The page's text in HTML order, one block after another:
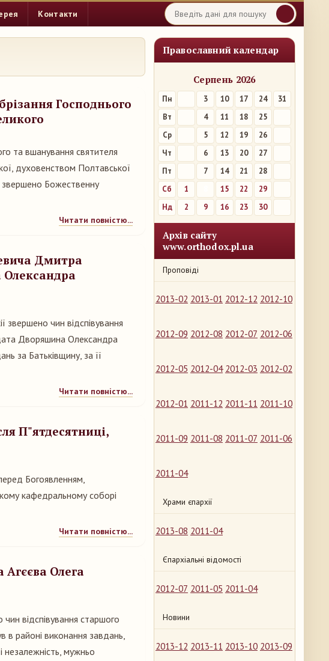
Контакти
Православний календар
Серпень 2026
Пн 3 10 17 24
31
Вт
4 11 18
25
Ср
5 12 19
26
Чт
6 13 20
27
Пт
7 14 21
28
Сб
1 15 22
29
Нд
2 9 16 23 30
Архів сайту
www.orthodox.pl.ua
Проповіді
2013-02 2013-01 2012-12 2012-10
2012-09 2012-08 2012-07 2012-06
2012-05 2012-04 2012-03 2012-02
2012-01 2011-12 2011-11 2011-10
2011-09 2011-08 2011-07 2011-06
2011-04
Храми єпархії
2013-08 2011-04
Єпархіальні відомості
2012-07 2011-05 2011-04
Новини
2013-12 2013-11 2013-10 2013-09
Господнього
та вшанування святителя
духовенством Полтавської
звершено Божественну
Читати повністю...
Дмитра
звершено чин відспівування
Дворяшина Олександра
за Батьківщину, за її
Читати повністю...
П"ятдесятниці,
Богоявленням,
кафедральному соборі
Читати повністю...
Агєєва Олега
відспівування старшого
в районі виконання завдань,
незалежність, мужньо